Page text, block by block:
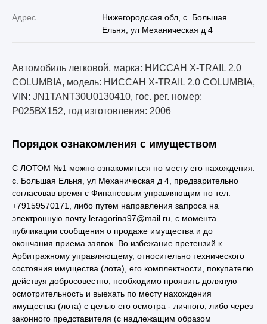
Адрес
Нижегородская обл, с. Большая
Ельня, ул Механическая д 4
Автомобиль легковой, марка: НИССАН X-TRAIL 2.0
COLUMBIA, модель: НИССАН X-TRAIL 2.0 COLUMBIA,
VIN: JN1TANT30U0130410, гос. рег. номер:
Р025ВХ152, год изготовления: 2006
Порядок ознакомления с имуществом
С ЛОТОМ №1 можно ознакомиться по месту его нахождения:
с. Большая Ельня, ул Механическая д 4, предварительно
согласовав время с Финансовым управляющим по тел.
+79159570171, либо путем направления запроса на
электронную почту leragorina97@mail.ru, с момента
публикации сообщения о продаже имущества и до
окончания приема заявок. Во избежание претензий к
Арбитражному управляющему, относительно технического
состояния имущества (лота), его комплектности, покупателю
действуя добросовестно, необходимо проявить должную
осмотрительность и выехать по месту нахождения
имущества (лота) с целью его осмотра - личного, либо через
законного представителя (с надлежащим образом